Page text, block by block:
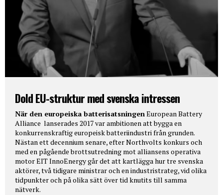
Dold EU-struktur med svenska intressen
När den europeiska batterisatsningenEuropean Battery
Alliance lanserades 2017 var ambitionen att bygga en
konkurrenskraftig europeisk batteriindustri från grunden.
Nästan ett decennium senare, efter Northvolts konkurs och
med en pågående brottsutredning mot alliansens operativa
motor EIT InnoEnergy går det att kartlägga hur tre svenska
aktörer, två tidigare ministrar och en industristrateg, vid olika
tidpunkter och på olika sätt över tid knutits till samma
nätverk.